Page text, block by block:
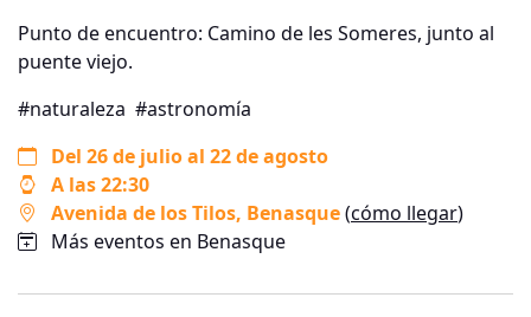
Punto de encuentro: Camino de les Someres, junto al
puente viejo.
#naturaleza #astronomía
Del 26 de julio al 22 de agosto
A las 22:30
Avenida de los Tilos, Benasque(cómo llegar)
Más eventos en Benasque